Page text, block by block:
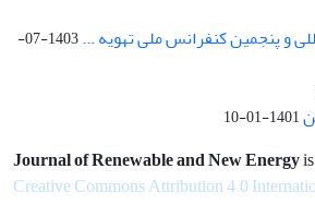
و پنجمین کنفرانس ملی تهویه ...
1403-07-
1401-01-10
Journal of Renewable and New Energy
Creative Commons Attribution 4.0